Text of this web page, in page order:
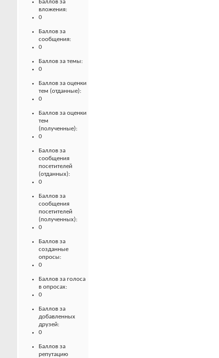
Баллов за
вложения:
0
Баллов за
сообщения:
0
Баллов за темы:
0
Баллов за оценки
тем (отданные):
0
Баллов за оценки
тем
(полученные):
0
Баллов за
сообщения
посетителей
(отданных):
0
Баллов за
сообщения
посетителей
(полученных):
0
Баллов за
созданные
опросы:
0
Баллов за голоса
в опросах:
0
Баллов за
добавленных
друзей:
0
Баллов за
репутацию